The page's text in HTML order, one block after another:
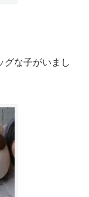
グな子がいまし